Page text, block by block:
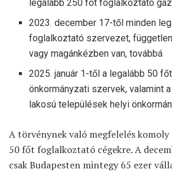
legalább 250 főt foglalkoztató
2023. december 17-től minden
foglalkoztató szervezet,
vagy magánkézben van, továbbá
2025. január 1-től a legalább 50
önkormányzati szervek, valamint
lakosú települések helyi
A törvénynek való megfelelés
50 főt foglalkoztató cégekre. A
csak Budapesten mintegy 65 ezer